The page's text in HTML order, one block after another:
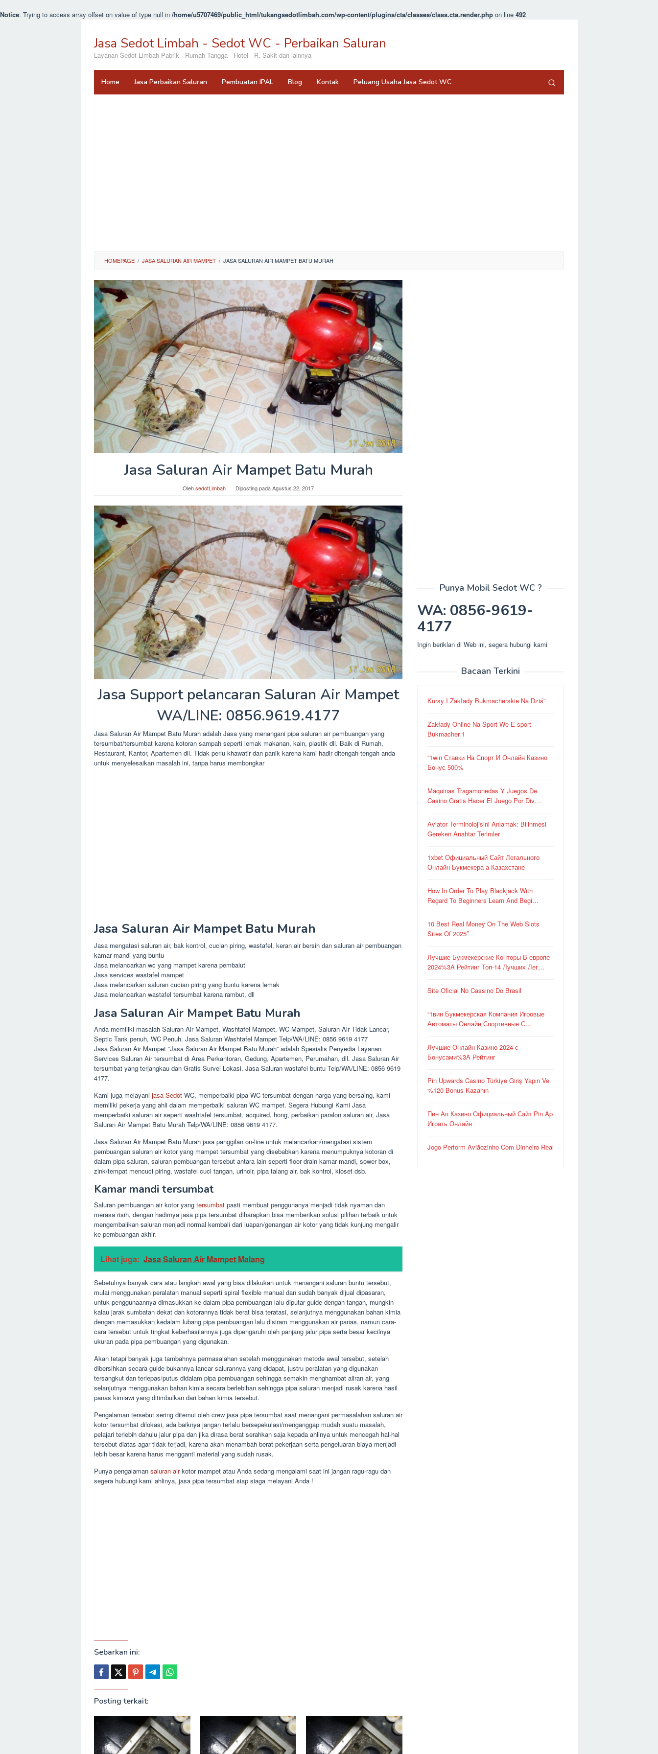
Notice: Trying to access array offset on value of type null in /home/u5707469/public_html/tukangsedotlimbah.com/wp-content/plugins/cta/classes/class.cta.render.php on line 492
kontenJasa Sedot Limbah - Sedot WC - Perbaikan Saluran
Layanan Sedot Limbah Pabrik - Rumah Tangga - Hotel - R. Sakit dan lainnya
Home Jasa Perbaikan Saluran Pembuatan IPAL Blog Kontak Peluang Usaha Jasa Sedot WC
HOMEPAGE / JASA SALURAN AIR MAMPET / JASA SALURAN AIR MAMPET BATU MURAH
Jasa Saluran Air Mampet Batu Murah
OlehsedotLimbah Diposting padaAgustus 22, 2017
Jasa Support pelancaran Saluran Air Mampet
WA/LINE: 0856.9619.4177
Jasa Saluran Air Mampet Batu Murah adalah Jasa yang menangani pipa saluran air pembuangan yang
tersumbat/tersumbat karena kotoran sampah seperti lemak makanan, kain, plastik dll. Baik di Rumah,
Restaurant, Kantor, Apartemen dll. Tidak perlu khawatir dan panik karena kami hadir ditengah-tengah anda
untuk menyelesaikan masalah ini, tanpa harus membongkar
Jasa Saluran Air Mampet Batu Murah
Jasa mengatasi saluran air, bak kontrol, cucian piring, wastafel, keran air bersih dan saluran air pembuangan
kamar mandi yang buntu
Jasa melancarkan wc yang mampet karena pembalut
Jasa services wastafel mampet
Jasa melancarkan saluran cucian piring yang buntu karena lemak
Jasa melancarkan wastafel tersumbat karena rambut, dll
Jasa Saluran Air Mampet Batu Murah
Anda memiliki masalah Saluran Air Mampet, Washtafel Mampet, WC Mampet, Saluran Air Tidak Lancar,
Septic Tank penuh, WC Penuh. Jasa Saluran Washtafel Mampet Telp/WA/LINE: 0856 9619 4177
Jasa Saluran Air Mampet “Jasa Saluran Air Mampet Batu Murah” adalah Spesialis Penyedia Layanan
Services Saluran Air tersumbat di Area Perkantoran, Gedung, Apartemen, Perumahan, dll. Jasa Saluran Air
tersumbat yang terjangkau dan Gratis Survei Lokasi. Jasa Saluran wastafel buntu Telp/WA/LINE: 0856 9619
4177.
Kami juga melayani jasa Sedot WC, memperbaiki pipa WC tersumbat dengan harga yang bersaing, kami
memiliki pekerja yang ahli dalam memperbaiki saluran WC mampet. Segera Hubungi Kami Jasa
memperbaiki saluran air seperti washtafel tersumbat, acquired, hong, perbaikan paralon saluran air, Jasa
Saluran Air Mampet Batu Murah Telp/WA/LINE: 0856 9619 4177.
Jasa Saluran Air Mampet Batu Murah jasa panggilan on-line untuk melancarkan/mengatasi sistem
pembuangan saluran air kotor yang mampet tersumbat yang disebabkan karena menumpuknya kotoran di
dalam pipa saluran, saluran pembuangan tersebut antara lain seperti floor drain kamar mandi, sower box,
zink/tempat mencuci piring, wastafel cuci tangan, urinoir, pipa talang air, bak kontrol, kloset dsb.
Kamar mandi tersumbat
Saluran pembuangan air kotor yang tersumbat pasti membuat penggunanya menjadi tidak nyaman dan
merasa risih, dengan hadirnya jasa pipa tersumbat diharapkan bisa memberikan solusi pilihan terbaik untuk
mengembalikan saluran menjadi normal kembali dari luapan/genangan air kotor yang tidak kunjung mengalir
ke pembuangan akhir.
Lihat juga: Jasa Saluran Air Mampet Malang
Sebetulnya banyak cara atau langkah awal yang bisa dilakukan untuk menangani saluran buntu tersebut,
mulai menggunakan peralatan manual seperti spiral flexible manual dan sudah banyak dijual dipasaran,
untuk penggunaannya dimasukkan ke dalam pipa pembuangan lalu diputar guide dengan tangan, mungkin
kalau jarak sumbatan dekat dan kotorannya tidak berat bisa teratasi, selanjutnya menggunakan bahan kimia
dengan memasukkan kedalam lubang pipa pembuangan lalu disiram menggunakan air panas, namun cara-
cara tersebut untuk tingkat keberhasilannya juga dipengaruhi oleh panjang jalur pipa serta besar kecilnya
ukuran pada pipa pembuangan yang digunakan.
Akan tetapi banyak juga tambahnya permasalahan setelah menggunakan metode awal tersebut, setelah
dibersihkan secara guide bukannya lancar salurannya yang didapat, justru peralatan yang digunakan
tersangkut dan terlepas/putus didalam pipa pembuangan sehingga semakin menghambat aliran air, yang
selanjutnya menggunakan bahan kimia secara berlebihan sehingga pipa saluran menjadi rusak karena hasil
panas kimiawi yang ditimbulkan dari bahan kimia tersebut.
Pengalaman tersebut sering ditemui oleh crew jasa pipa tersumbat saat menangani permasalahan saluran air
kotor tersumbat dilokasi, ada baiknya jangan terlalu bersepekulasi/menganggap mudah suatu masalah,
pelajari terlebih dahulu jalur pipa dan jika dirasa berat serahkan saja kepada ahlinya untuk mencegah hal-hal
tersebut diatas agar tidak terjadi, karena akan menambah berat pekerjaan serta pengeluaran biaya menjadi
lebih besar karena harus mengganti material yang sudah rusak.
Punya pengalaman saluran airkotor mampet atau Anda sedang mengalami saat ini jangan ragu-ragu dan
segera hubungi kami ahlinya, jasa pipa tersumbat siap siaga melayani Anda !
Sebarkan ini:
Posting terkait:
Punya Mobil Sedot WC ?
WA: 0856-9619-
4177
Ingin beriklan di Web ini, segera hubungi kami
Bacaan Terkini
Kursy I Zakłady Bukmacherskie Na Dziś”
Zakłady Online Na Sport We E-sport
Bukmacher 1
“1win Ставки На Спорт И Онлайн Казино
Бонус 500%
Máquinas Tragamonedas Y Juegos De
Casino Gratis Hacer El Juego Por Div…
Aviator Terminolojisini Anlamak: Bilinmesi
Gereken Anahtar Terimler
1xbet Официальный Сайт Легального
Онлайн Букмекера а Казахстане
How In Order To Play Blackjack With
Regard To Beginners Learn And Begi…
10 Best Real Money On The Web Slots
Sites Of 2025″
Лучшие Букмекерские Конторы В европе
2024%3A Рейтинг Топ-14 Лучших Лег…
Site Oficial No Cassino Do Brasil
“1вин Букмекерская Компания Игровые
Автоматы Онлайн Спортивные С…
Лучшие Онлайн Казино 2024 с
Бонусами%3A Рейтинг
Pin Upwards Casino Türkiye Giriş Yapın Ve
%120 Bonus Kazanın
Пин Ап Казино Официальный Сайт Pin Ap
Играть Онлайн
Jogo Perform Aviãozinho Com Dinheiro Real